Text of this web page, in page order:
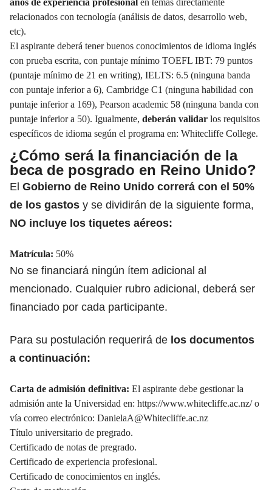
relacionados con tecnología (análisis de datos, desarrollo web,
etc).
El aspirante deberá tener buenos conocimientos de idioma inglés
con prueba escrita, con puntaje mínimo TOEFL IBT: 79 puntos
(puntaje mínimo de 21 en writing), IELTS: 6.5 (ninguna banda
con puntaje inferior a 6), Cambridge C1 (ninguna habilidad con
puntaje inferior a 169), Pearson academic 58 (ninguna banda con
puntaje inferior a 50). Igualmente, deberán validar los requisitos
específicos de idioma según el programa en: Whitecliffe College.
¿Cómo será la financiación de la
beca de posgrado en Reino Unido?
El Gobierno de Reino Unido correrá con el 50%
de los gastos y se dividirán de la siguiente forma,
NO incluye los tiquetes aéreos:
Matrícula: 50%
No se financiará ningún ítem adicional al
mencionado. Cualquier rubro adicional, deberá ser
financiado por cada participante.
Para su postulación requerirá de los documentos
a continuación:
Carta de admisión definitiva: El aspirante debe gestionar la
admisión ante la Universidad en: https://www.whitecliffe.ac.nz/o
vía correo electrónico: DanielaA@Whitecliffe.ac.nz
Título universitario de pregrado.
Certificado de notas de pregrado.
Certificado de experiencia profesional.
Certificado de conocimientos en inglés.